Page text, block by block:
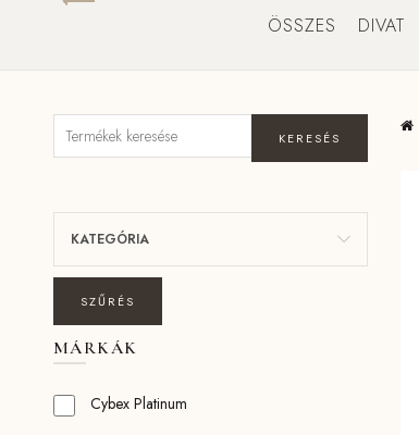
ÖSSZES DIVAT
KERESÉS
KATEGÓRIA
SZŰRÉS
MÁRKÁK
Cybex Platinum